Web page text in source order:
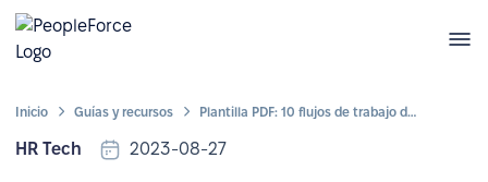
Inicio Guías y recursos Plantilla PDF: 10 flujos de trabajo de RRHH que deberías automatizar
HR Tech 2023-08-27